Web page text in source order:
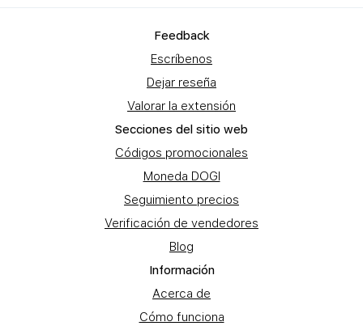
Feеdback
Escríbenos
Dejar reseña
Valorar la extensión
Secciones del sitio web
Códigos promocionales
Moneda DOGI
Seguimiento precios
Verificación de vendedores
Blog
Información
Acerca de
Cómo funciona